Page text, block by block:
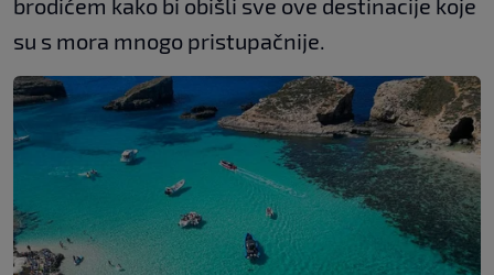
brodićem kako bi obišli sve ove destinacije koje
su s mora mnogo pristupačnije.